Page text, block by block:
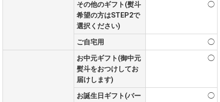
その他のギフト(熨斗
希望の方はSTEP2で
選択ください)
◯
ご自宅用 ◯
お中元ギフト(御中元
熨斗をおつけしてお
届けします)
◯
お誕生日ギフト(バー
◯